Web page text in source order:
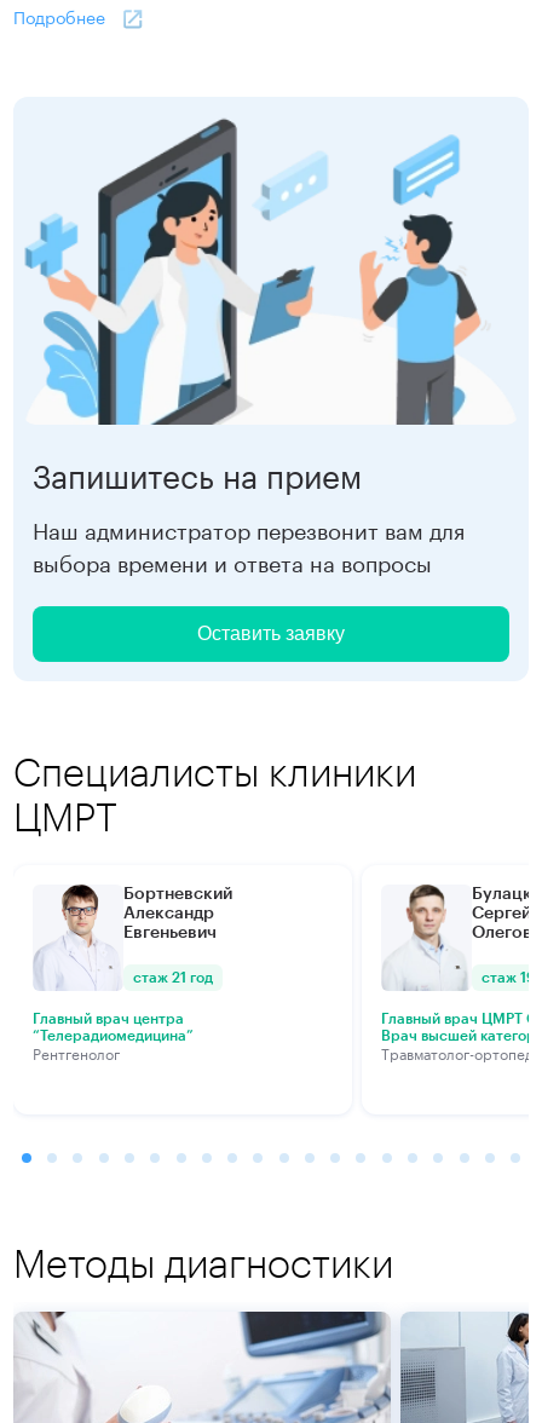
Подробнее
Запишитесь на прием
Наш администратор перезвонит вам для
выбора времени и ответа на вопросы
Оставить заявку
Специалисты клиники
ЦМРТ
Бортневский
Александр
Евгеньевич
стаж 21 год
Главный врач центра
“Телерадиомедицина”
Рентгенолог
Сергей
стаж 19
Главный врач ЦМРТ
Врач высшей
Травматолог-ортопед
Методы диагностики